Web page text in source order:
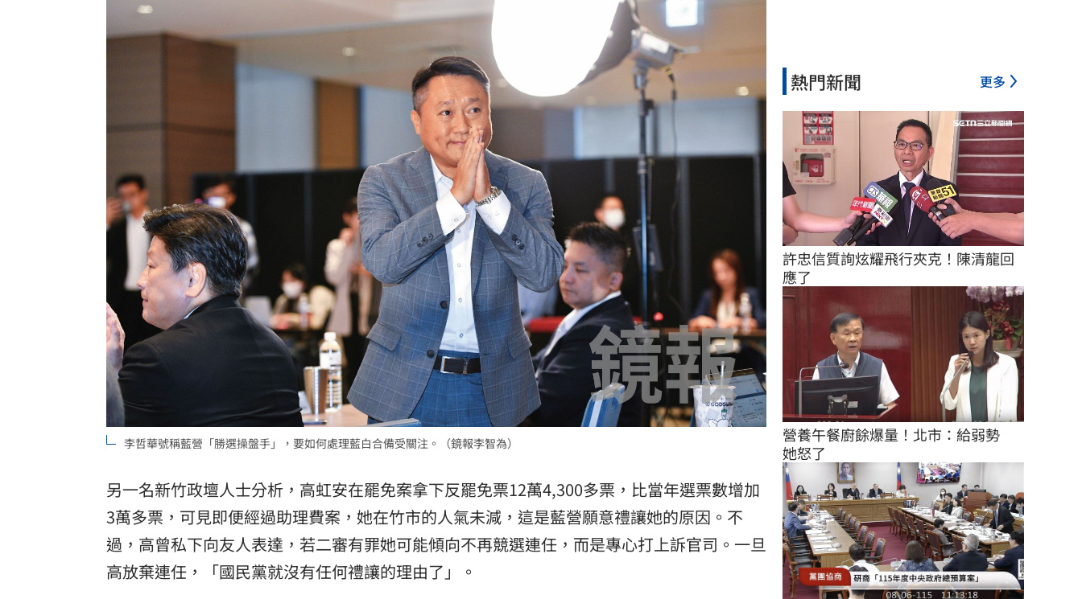
李哲華號稱藍營「勝選操盤手」，要如何處理藍白合備受關注。（鏡報李智為）
另一名新竹政壇人士分析，高虹安在罷免案拿下反罷免票12萬4,300多票，比當年選票數增加
3萬多票，可見即便經過助理費案，她在竹市的人氣未減，這是藍營願意禮讓她的原因。不
過，高曾私下向友人表達，若二審有罪她可能傾向不再競選連任，而是專心打上訴官司。一旦
高放棄連任，「國民黨就沒有任何禮讓的理由了」。
熱門新聞 更多
許忠信質詢炫耀飛行夾克！陳清龍回
應了
營養午餐廚餘爆量！北市：給弱勢
她怒了